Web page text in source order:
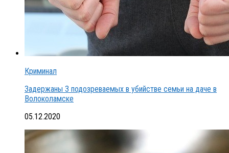
Криминал
Задержаны 3 подозреваемых в убийстве семьи на даче в
Волоколамске
05.12.2020